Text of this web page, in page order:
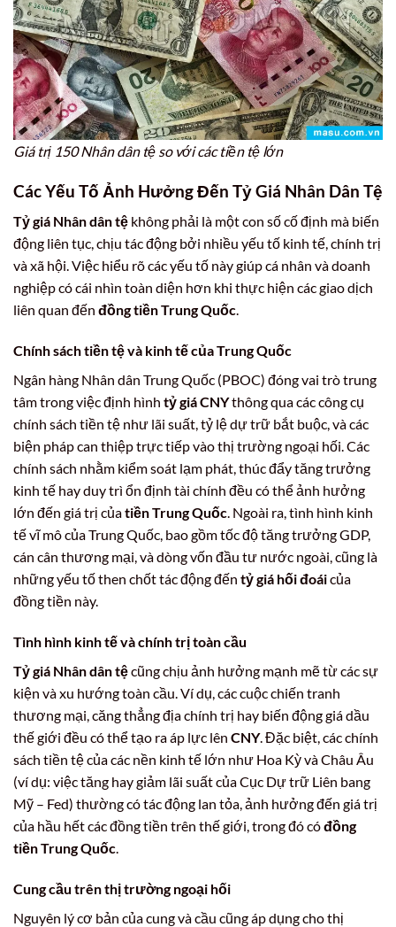
Giá trị 150 Nhân dân tệ so với các tiền tệ lớn
Các Yếu Tố Ảnh Hưởng Đến Tỷ Giá Nhân Dân Tệ
Tỷ giá Nhân dân tệ không phải là một con số cố định mà biến
động liên tục, chịu tác động bởi nhiều yếu tố kinh tế, chính trị
và xã hội. Việc hiểu rõ các yếu tố này giúp cá nhân và doanh
nghiệp có cái nhìn toàn diện hơn khi thực hiện các giao dịch
liên quan đến đồng tiền Trung Quốc.
Chính sách tiền tệ và kinh tế của Trung Quốc
Ngân hàng Nhân dân Trung Quốc (PBOC) đóng vai trò trung
tâm trong việc định hình tỷ giá CNYthông qua các công cụ
chính sách tiền tệ như lãi suất, tỷ lệ dự trữ bắt buộc, và các
biện pháp can thiệp trực tiếp vào thị trường ngoại hối. Các
chính sách nhằm kiểm soát lạm phát, thúc đẩy tăng trưởng
kinh tế hay duy trì ổn định tài chính đều có thể ảnh hưởng
lớn đến giá trị củatiền Trung Quốc. Ngoài ra, tình hình kinh
tế vĩ mô của Trung Quốc, bao gồm tốc độ tăng trưởng GDP,
cán cân thương mại, và dòng vốn đầu tư nước ngoài, cũng là
những yếu tố then chốt tác động đến tỷ giá hối đoáicủa
đồng tiền này.
Tình hình kinh tế và chính trị toàn cầu
Tỷ giá Nhân dân tệcũng chịu ảnh hưởng mạnh mẽ từ các sự
kiện và xu hướng toàn cầu. Ví dụ, các cuộc chiến tranh
thương mại, căng thẳng địa chính trị hay biến động giá dầu
thế giới đều có thể tạo ra áp lực lên CNY. Đặc biệt, các chính
sách tiền tệ của các nền kinh tế lớn như Hoa Kỳ và Châu Âu
(ví dụ: việc tăng hay giảm lãi suất của Cục Dự trữ Liên bang
Mỹ – Fed) thường có tác động lan tỏa, ảnh hưởng đến giá trị
của hầu hết các đồng tiền trên thế giới, trong đó cóđồng
tiền Trung Quốc.
Cung cầu trên thị trường ngoại hối
Nguyên lý cơ bản của cung và cầu cũng áp dụng cho thị